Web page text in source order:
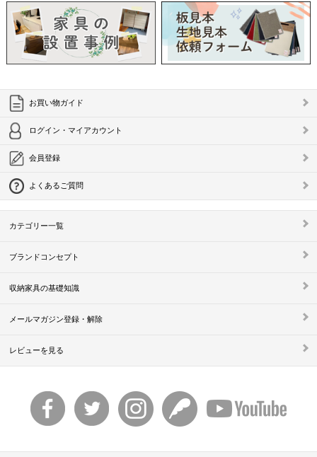
お買い物ガイド
ログイン・マイアカウント
会員登録
よくあるご質問
カテゴリー一覧
ブランドコンセプト
収納家具の基礎知識
メールマガジン登録・解除
レビューを見る